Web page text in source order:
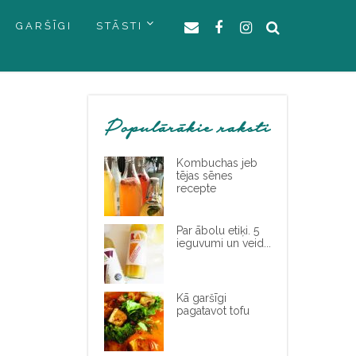
GARŠĪGI STĀSTI
Populārākie raksti
Kombuchas jeb
tējas sēnes
recepte
Par ābolu etiķi. 5
ieguvumi un veid...
Kā garšīgi
pagatavot tofu